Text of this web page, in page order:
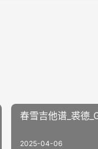
春雪吉他谱_裘德
2025-04-06